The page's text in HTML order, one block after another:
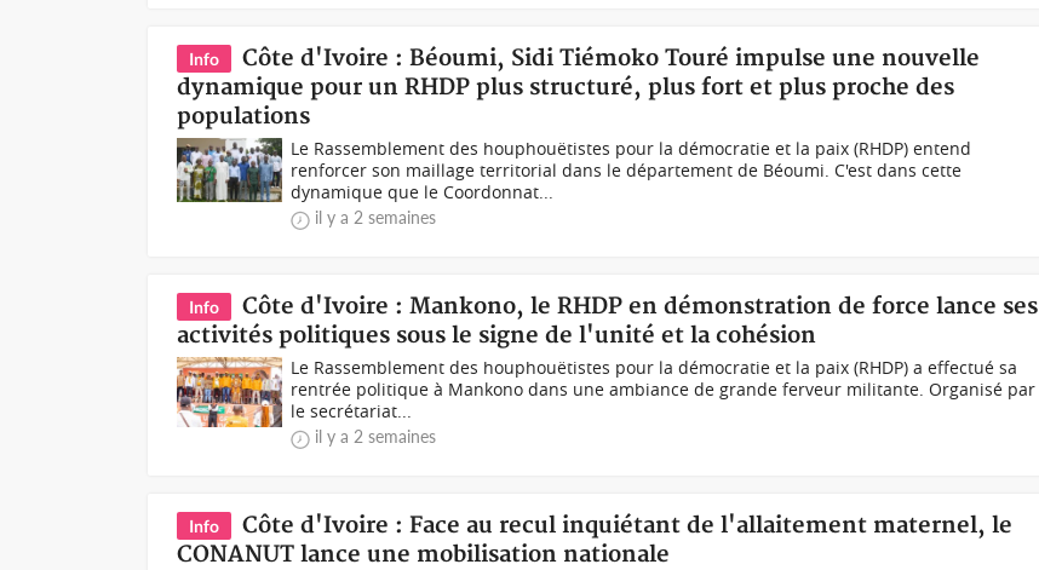
Info
Côte d'Ivoire : Béoumi, Sidi Tiémoko Touré impulse une nouvelle
dynamique pour un RHDP plus structuré, plus fort et plus proche des
populations
Le Rassemblement des houphouëtistes pour la démocratie et la paix (RHDP) entend
renforcer son maillage territorial dans le département de Béoumi. C'est dans cette
dynamique que le Coordonnat...
il y a 2 semaines
Info
Côte d'Ivoire : Mankono, le RHDP en démonstration de force lance ses
activités politiques sous le signe de l'unité et la cohésion
Le Rassemblement des houphouëtistes pour la démocratie et la paix (RHDP) a effectué sa
rentrée politique à Mankono dans une ambiance de grande ferveur militante. Organisé par
le secrétariat...
il y a 2 semaines
Info
Côte d'Ivoire : Face au recul inquiétant de l'allaitement maternel, le
CONANUT lance une mobilisation nationale